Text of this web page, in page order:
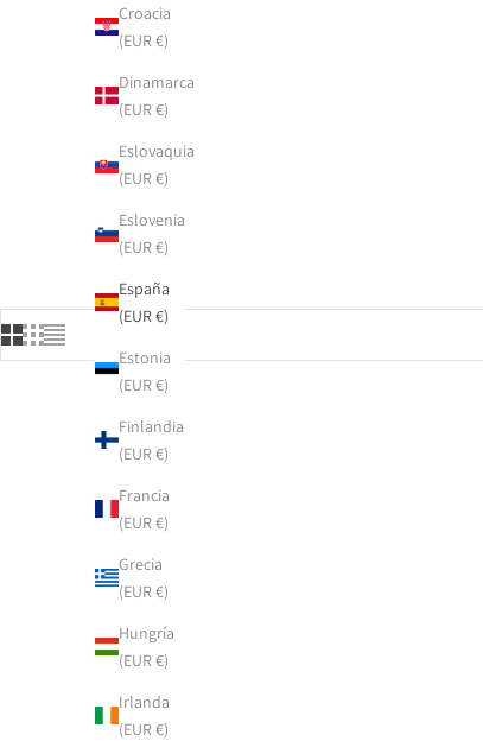
Croacia
(EUR €)
Dinamarca
(EUR €)
Eslovaquia
(EUR €)
Eslovenia
(EUR €)
España
(EUR €)
Estonia
(EUR €)
Finlandia
(EUR €)
Francia
(EUR €)
Grecia
(EUR €)
Hungría
(EUR €)
Irlanda
(EUR €)